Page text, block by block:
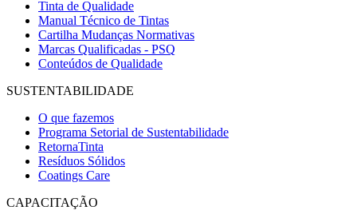
Tinta de Qualidade
Manual Técnico de Tintas
Cartilha Mudanças Normativas
Marcas Qualificadas - PSQ
Conteúdos de Qualidade
SUSTENTABILIDADE
O que fazemos
Programa Setorial de Sustentabilidade
RetornaTinta
Resíduos Sólidos
Coatings Care
CAPACITAÇÃO